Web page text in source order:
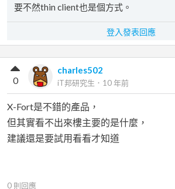
要不然thin client也是個方式。
登入發表回應
charles502
iT邦研究生 ． 10 年前
0
X-Fort是不錯的產品，
但其實看不出來樓主要的是什麼，
建議還是要試用看看才知道
0 則回應